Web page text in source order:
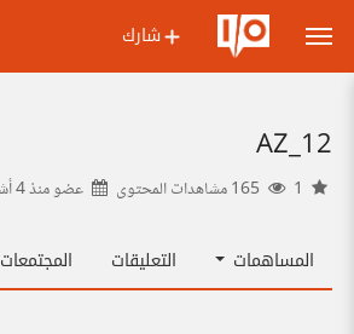
شارك
AZ_12
عضو منذ4 أشهر
المساهمات التعليقات المجتمعات